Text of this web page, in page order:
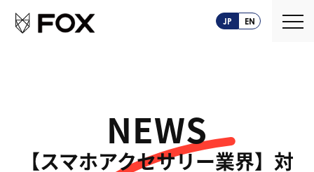
JP EN
NEWS
【スマホアクセサリー業界】対